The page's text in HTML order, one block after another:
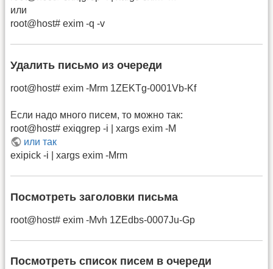
или
root@host# exim -q -v
Удалить письмо из очереди
root@host# exim -Mrm 1ZEKTg-0001Vb-Kf
Если надо много писем, то можно так:
root@host# exiqgrep -i | xargs exim -M
или так
exipick -i | xargs exim -Mrm
Посмотреть заголовки письма
root@host# exim -Mvh 1ZEdbs-0007Ju-Gp
Посмотреть список писем в очереди